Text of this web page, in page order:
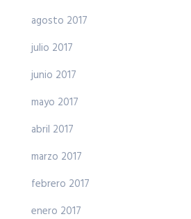
agosto 2017
julio 2017
junio 2017
mayo 2017
abril 2017
marzo 2017
febrero 2017
enero 2017